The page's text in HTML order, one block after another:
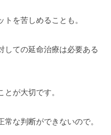
を苦しめることも。
しての延命治療は必要ある
とが大切です。
な判断ができないので。